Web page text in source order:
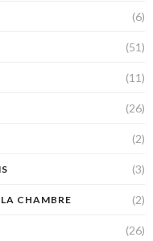
(6)
(51)
(11)
(26)
(2)
(3)
CHAMBRE (2)
(26)